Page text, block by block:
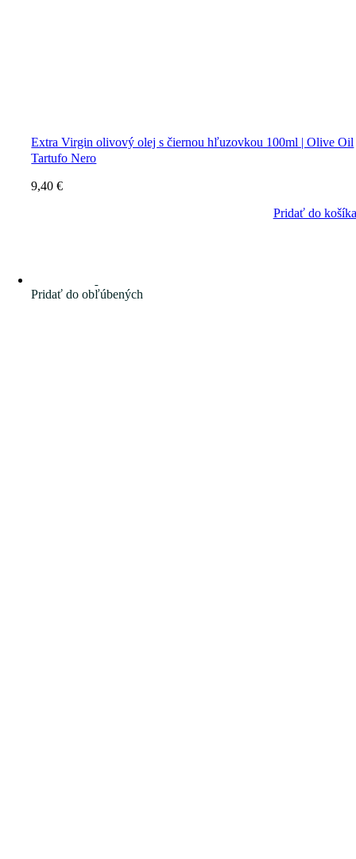
Extra Virgin olivový olej s čiernou hľuzovkou 100ml | Olive Oil
Tartufo Nero
9,40€
Pridať do košíka
Pridať do obľúbených